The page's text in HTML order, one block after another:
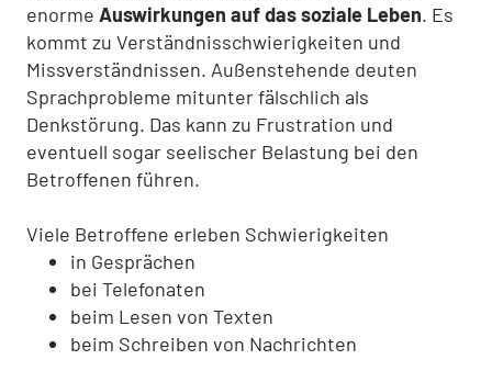
enorme Auswirkungen auf das soziale Leben. Es
kommt zu Verständnisschwierigkeiten und
Missverständnissen. Außenstehende deuten
Sprachprobleme mitunter fälschlich als
Denkstörung. Das kann zu Frustration und
eventuell sogar seelischer Belastung bei den
Betroffenen führen.
Viele Betroffene erleben Schwierigkeiten
in Gesprächen
bei Telefonaten
beim Lesen von Texten
beim Schreiben von Nachrichten